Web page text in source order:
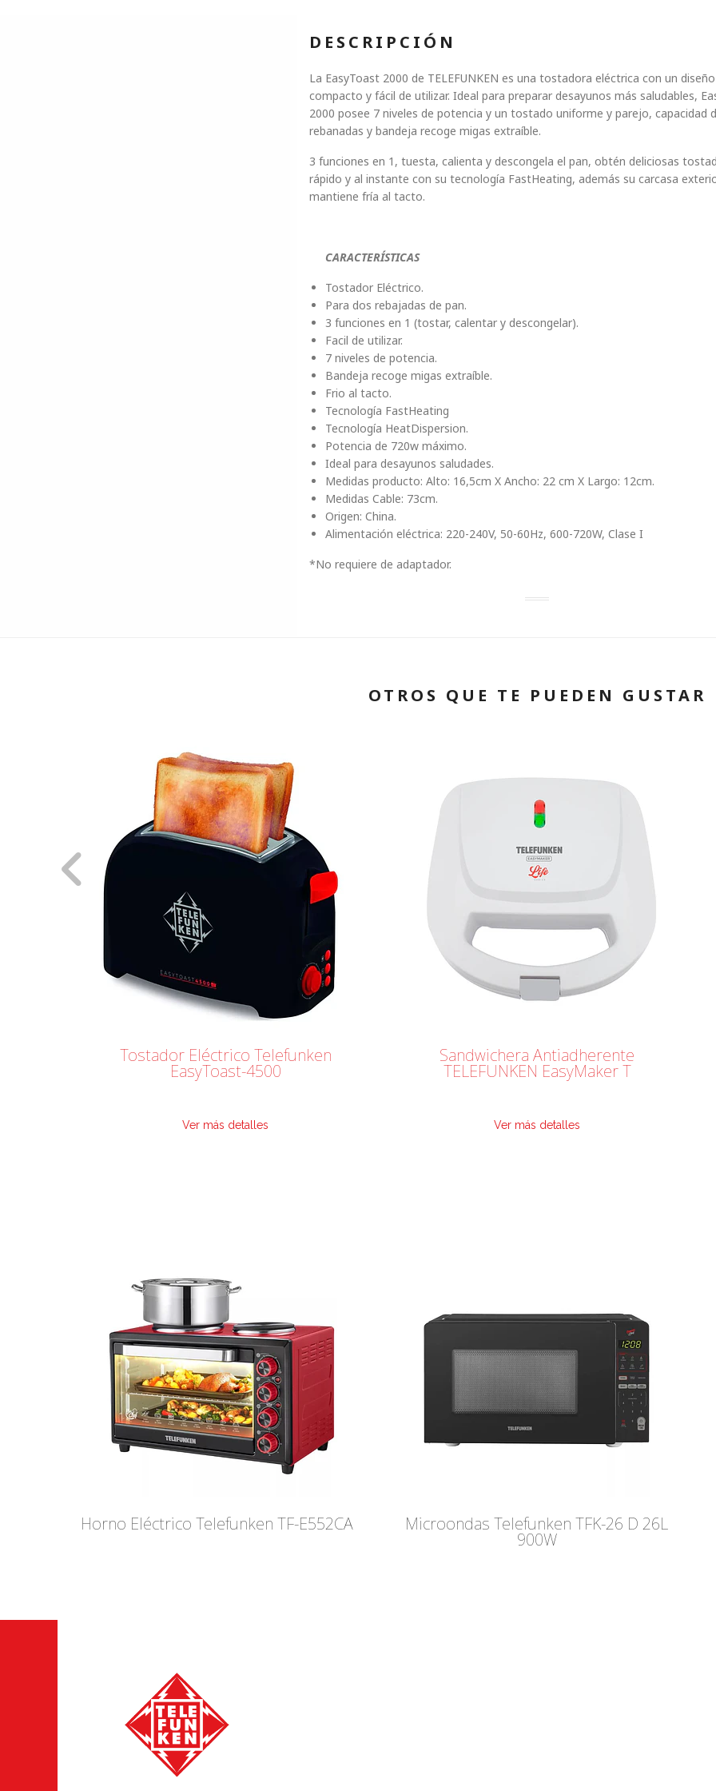
DESCRIPCIÓN
La EasyToast 2000 de TELEFUNKEN es una tostadora eléctrica con un
compacto y fácil de utilizar. Ideal para preparar desayunos más saludables,
2000 posee 7 niveles de potencia y un tostado uniforme y parejo, capacidad
rebanadas y bandeja recoge migas extraíble.
3 funciones en 1, tuesta, calienta y descongela el pan, obtén deliciosas
rápido y al instante con su tecnología FastHeating, además su carcasa
mantiene fría al tacto.
CARACTERÍSTICAS
Tostador Eléctrico.
Para dos rebajadas de pan.
3 funciones en 1 (tostar, calentar y descongelar).
Facil de utilizar.
7 niveles de potencia.
Bandeja recoge migas extraíble.
Frio al tacto.
Tecnología FastHeating
Tecnología HeatDispersion.
Potencia de 720w máximo.
Ideal para desayunos saludades.
Medidas producto: Alto: 16,5cm X Ancho: 22 cm X Largo: 12cm.
Medidas Cable: 73cm.
Origen: China.
Alimentación eléctrica: 220-240V, 50-60Hz, 600-720W, Clase I
*No requiere de adaptador.
OTROS QUE TE PUEDEN GUSTAR
Sandwichera Antiadherente
TELEFUNKEN EasyMaker T
Ver más detalles
Tostador Eléctrico Telefunken
EasyToast-5000 XL
Ver más detalles
Horno Eléctrico Telefunken TF-E552CA Microondas Telefunken TFK-26 D 26L
900W